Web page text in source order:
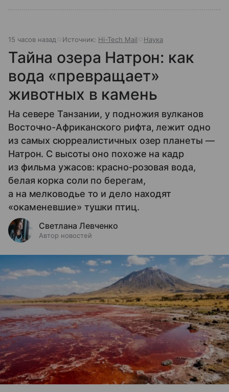
15 часов назад Источник: Hi-Tech Mail Наука
Тайна озера Натрон: как
вода «превращает»
животных в камень
На севере Танзании, у подножия вулканов
Восточно-Африканского рифта, лежит одно
из самых сюрреалистичных озер планеты —
Натрон. С высоты оно похоже на кадр
из фильма ужасов: красно‑розовая вода,
белая корка соли по берегам,
а на мелководье то и дело находят
«окаменевшие» тушки птиц.
Светлана Левченко
Автор новостей